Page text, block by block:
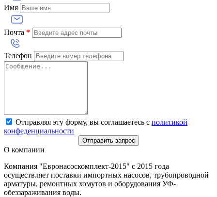
Имя
Почта *
Телефон
Отправляя эту форму, вы соглашаетесь с политикой
конфеденциальности
Отправить запрос
О компании
Компания "Евронасоскомплект-2015" с 2015 года
осуществляет поставки импортных насосов, трубопроводной
арматуры, ремонтных хомутов и оборудования УФ-
обеззараживания воды.